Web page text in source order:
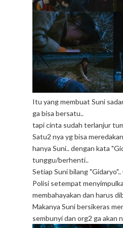
Itu yang membuat Suni
ga bisa bersatu..
tapi cinta sudah terlanjur
Satu2 nya yg bisa
hanya Suni.. dengan kata
tunggu/berhenti..
Setiap Suni bilang
Polisi setempat
membahayakan dan harus
Makanya Suni bersikeras
sembunyi dan org2 ga akan